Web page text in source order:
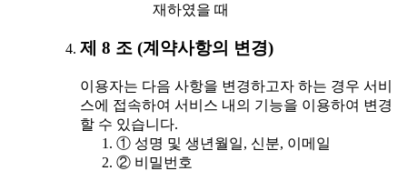
재하였을 때
제 8 조 (계약사항의 변경)
이용자는 다음 사항을 변경하고자 하는 경우 서비
스에 접속하여 서비스 내의 기능을 이용하여 변경
할 수 있습니다.
① 성명 및 생년월일, 신분, 이메일
② 비밀번호